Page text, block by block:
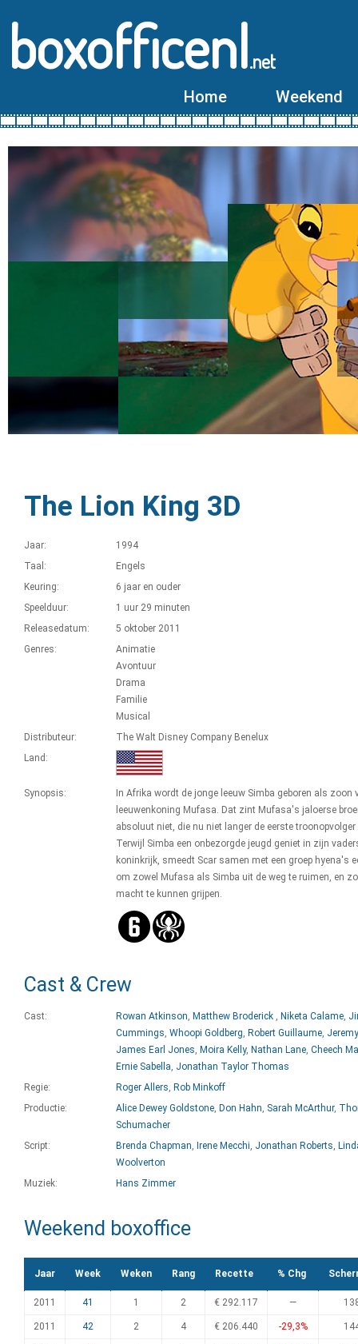
boxofficenl.net
Home Weekend
The Lion King 3D
Jaar:
1994
Taal:
Engels
Keuring:
6 jaar en ouder
Speelduur:
1 uur 29 minuten
Releasedatum:
5 oktober 2011
Genres:
Animatie
Avontuur
Drama
Familie
Musical
Distributeur:
The Walt Disney Company Benelux
Land:
Synopsis:
In Afrika wordt de jonge leeuw Simba geboren als zoon
leeuwenkoning Mufasa. Dat zint Mufasa's jaloerse
absoluut niet, die nu niet langer de eerste troonopvolger
Terwijl Simba een onbezorgde jeugd geniet in zijn
koninkrijk, smeedt Scar samen met een groep hyena's
om zowel Mufasa als Simba uit de weg te ruimen, en
macht te kunnen grijpen.
Cast & Crew
Cast: Rowan Atkinson, Matthew Broderick , Niketa Calame,
Cummings, Whoopi Goldberg, Robert Guillaume,
James Earl Jones, Moira Kelly, Nathan Lane, Cheech
Ernie Sabella, Jonathan Taylor Thomas
Regie:
Roger Allers, Rob Minkoff
Productie:
Alice Dewey Goldstone, Don Hahn, Sarah McArthur,
Schumacher
Script:
Brenda Chapman, Irene Mecchi, Jonathan Roberts,
Woolverton
Muziek:
Hans Zimmer
Weekend boxoffice
Jaar Week Weken Rang Recette % Chg
2011 41 1 2 € 292.117 —
2011 42 2 4 € 206.440 -29,3%